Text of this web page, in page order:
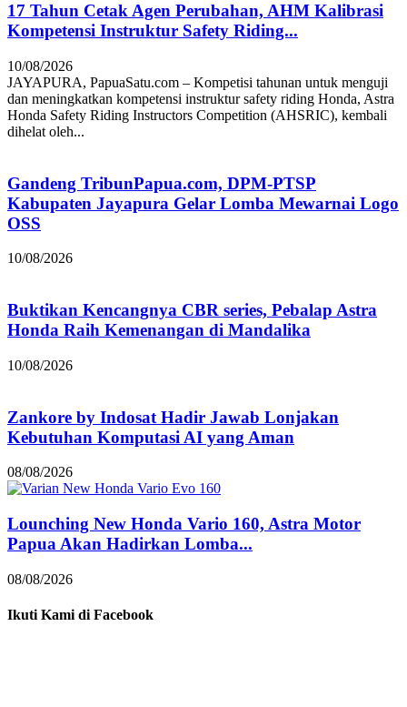
17 Tahun Cetak Agen Perubahan, AHM Kalibrasi
Kompetensi Instruktur Safety Riding...
10/08/2026
JAYAPURA, PapuaSatu.com – Kompetisi tahunan untuk menguji
dan meningkatkan kompetensi instruktur safety riding Honda, Astra
Honda Safety Riding Instructors Competition (AHSRIC), kembali
dihelat oleh...
Gandeng TribunPapua.com, DPM-PTSP
Kabupaten Jayapura Gelar Lomba Mewarnai Logo
OSS
10/08/2026
Buktikan Kencangnya CBR series, Pebalap Astra
Honda Raih Kemenangan di Mandalika
10/08/2026
Zankore by Indosat Hadir Jawab Lonjakan
Kebutuhan Komputasi AI yang Aman
08/08/2026
Lounching New Honda Vario 160, Astra Motor
Papua Akan Hadirkan Lomba...
08/08/2026
Ikuti Kami di Facebook